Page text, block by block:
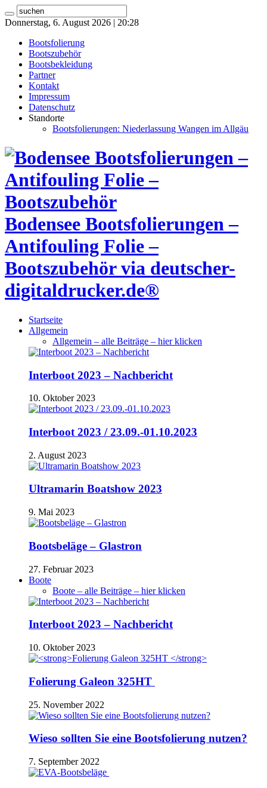
Donnerstag, 6. August 2026 | 20:28
Bootsfolierung
Bootszubehör
Bootsbekleidung
Partner
Kontakt
Impressum
Datenschutz
Standorte
Bootsfolierungen: Niederlassung Wangen im Allgäu
Bodensee Bootsfolierungen –
Antifouling Folie –
Bootszubehör via deutscher-
digitaldrucker.de®
Startseite
Allgemein
Allgemein – alle Beiträge – hier klicken
Interboot 2023 – Nachbericht
10. Oktober 2023
Interboot 2023 / 23.09.-01.10.2023
2. August 2023
Ultramarin Boatshow 2023
9. Mai 2023
Bootsbeläge – Glastron
27. Februar 2023
Boote
Boote – alle Beiträge – hier klicken
Interboot 2023 – Nachbericht
10. Oktober 2023
Folierung Galeon 325HT
25. November 2022
Wieso sollten Sie eine Bootsfolierung nutzen?
7. September 2022